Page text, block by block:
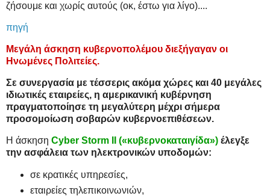
ζήσουμε και χωρίς αυτούς (οκ, έστω για λίγο)....
πηγή
Μεγάλη άσκηση κυβερνοπολέμου διεξήγαγαν οι
Ηνωμένες Πολιτείες.
Σε συνεργασία με τέσσερις ακόμα χώρες και 40 μεγάλες
ιδιωτικές εταιρείες, η αμερικανική κυβέρνηση
πραγματοποίησε τη μεγαλύτερη μέχρι σήμερα
προσομοίωση σοβαρών κυβερνοεπιθέσεων.
Η άσκηση Cyber Storm II («κυβερνοκαταιγίδα») έλεγξε
την ασφάλεια των ηλεκτρονικών υποδομών:
σε κρατικές υπηρεσίες,
εταιρείες τηλεπικοινωνιών,